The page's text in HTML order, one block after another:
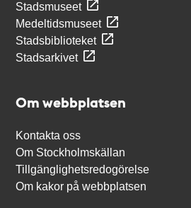
Stadsmuseet
Medeltidsmuseet
Stadsbiblioteket
Stadsarkivet
Om webbplatsen
Kontakta oss
Om Stockholmskällan
Tillgänglighetsredogörelse
Om kakor på webbplatsen